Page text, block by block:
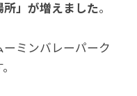
所」が増えました。
ミンバレーパーク